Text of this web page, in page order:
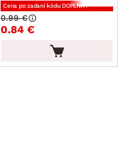
Cena po zadaní kódu DOPLNKY
0.84 €
0.99 €